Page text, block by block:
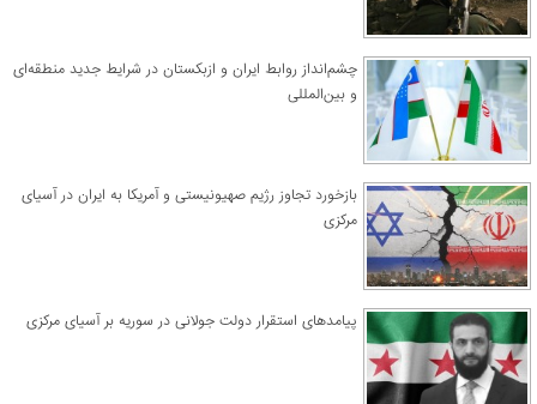
چشم‌انداز روابط ایران و ازبکستان در شرایط جدید منطقه‌ای
و بین‌المللی
​بازخورد تجاوز رژیم صهیونیستی و آمریکا به ایران در آسیای
مرکزی
پیامدهای استقرار دولت جولانی در سوریه بر آسیای مرکزی